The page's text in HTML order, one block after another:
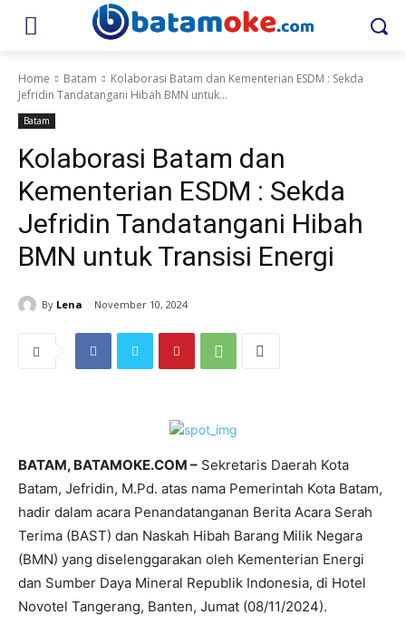
Home Batam
Kolaborasi Batam dan Kementerian ESDM : Sekda
Jefridin Tandatangani Hibah BMN untuk...
Batam
Kolaborasi Batam dan
Kementerian ESDM : Sekda
Jefridin Tandatangani Hibah
BMN untuk Transisi Energi
By Lena November 10, 2024
BATAM, BATAMOKE.COM – Sekretaris Daerah Kota
Batam, Jefridin, M.Pd. atas nama Pemerintah Kota Batam,
hadir dalam acara Penandatanganan Berita Acara Serah
Terima (BAST) dan Naskah Hibah Barang Milik Negara
(BMN) yang diselenggarakan oleh Kementerian Energi
dan Sumber Daya Mineral Republik Indonesia, di Hotel
Novotel Tangerang, Banten, Jumat (08/11/2024).